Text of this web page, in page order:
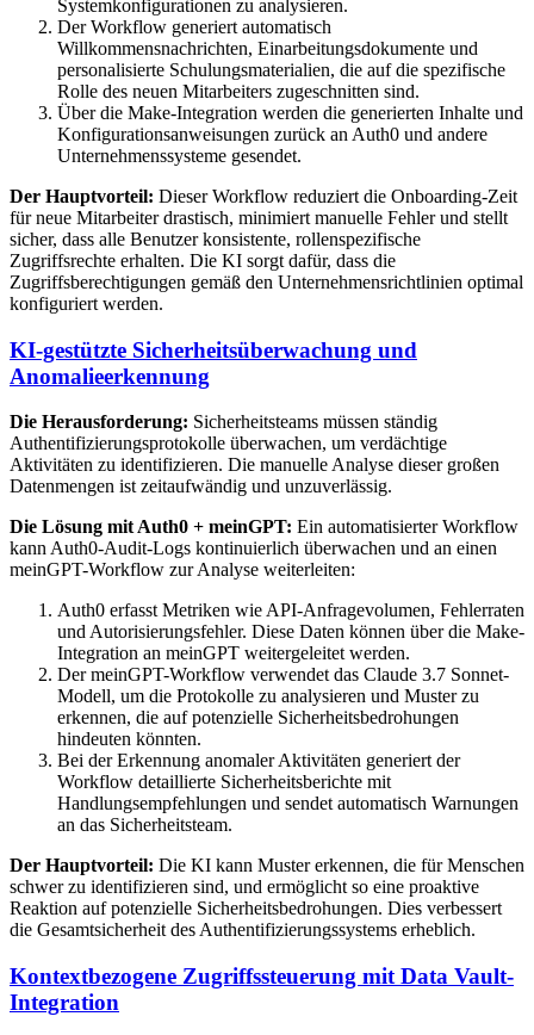
Systemkonfigurationen zu analysieren.
Der Workflow generiert automatisch
Willkommensnachrichten, Einarbeitungsdokumente und
personalisierte Schulungsmaterialien, die auf die spezifische
Rolle des neuen Mitarbeiters zugeschnitten sind.
Über die Make-Integration werden die generierten Inhalte und
Konfigurationsanweisungen zurück an Auth0 und andere
Unternehmenssysteme gesendet.
Der Hauptvorteil: Dieser Workflow reduziert die Onboarding-Zeit
für neue Mitarbeiter drastisch, minimiert manuelle Fehler und stellt
sicher, dass alle Benutzer konsistente, rollenspezifische
Zugriffsrechte erhalten. Die KI sorgt dafür, dass die
Zugriffsberechtigungen gemäß den Unternehmensrichtlinien optimal
konfiguriert werden.
KI-gestützte Sicherheitsüberwachung und
Anomalieerkennung
Die Herausforderung: Sicherheitsteams müssen ständig
Authentifizierungsprotokolle überwachen, um verdächtige
Aktivitäten zu identifizieren. Die manuelle Analyse dieser großen
Datenmengen ist zeitaufwändig und unzuverlässig.
Die Lösung mit Auth0 + meinGPT: Ein automatisierter Workflow
kann Auth0-Audit-Logs kontinuierlich überwachen und an einen
meinGPT-Workflow zur Analyse weiterleiten:
Auth0 erfasst Metriken wie API-Anfragevolumen, Fehlerraten
und Autorisierungsfehler. Diese Daten können über die Make-
Integration an meinGPT weitergeleitet werden.
Der meinGPT-Workflow verwendet das Claude 3.7 Sonnet-
Modell, um die Protokolle zu analysieren und Muster zu
erkennen, die auf potenzielle Sicherheitsbedrohungen
hindeuten könnten.
Bei der Erkennung anomaler Aktivitäten generiert der
Workflow detaillierte Sicherheitsberichte mit
Handlungsempfehlungen und sendet automatisch Warnungen
an das Sicherheitsteam.
Der Hauptvorteil: Die KI kann Muster erkennen, die für Menschen
schwer zu identifizieren sind, und ermöglicht so eine proaktive
Reaktion auf potenzielle Sicherheitsbedrohungen. Dies verbessert
die Gesamtsicherheit des Authentifizierungssystems erheblich.
Kontextbezogene Zugriffssteuerung mit Data Vault-
Integration